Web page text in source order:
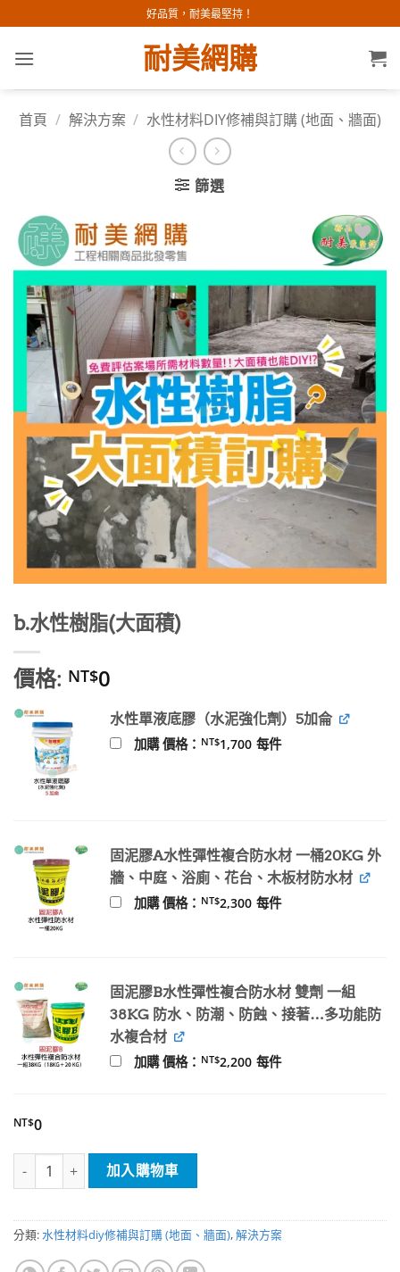
to
content
好品質，耐美最堅持！
耐美網購
首頁 / 解決方案 / 水性材料DIY修補與訂購 (地面、牆面)
篩選
加入
願望
b.水性樹脂(大面積)
價格: NT$0
水性單液底膠（水泥強化劑）5加侖
加購 價格： NT$1,700 每件
固泥膠A水性彈性複合防水材 一桶20KG 外
牆、中庭、浴廁、花台、木板材防水材
加購 價格： NT$2,300 每件
固泥膠B水性彈性複合防水材 雙劑 一組
38KG 防水、防潮、防蝕、接著…多功能防
水複合材
加購 價格： NT$2,200 每件
NT$0
b.水性樹脂(大面積) 數量
加入購物車
分類:水性材料diy修補與訂購 (地面、牆面),解決方案